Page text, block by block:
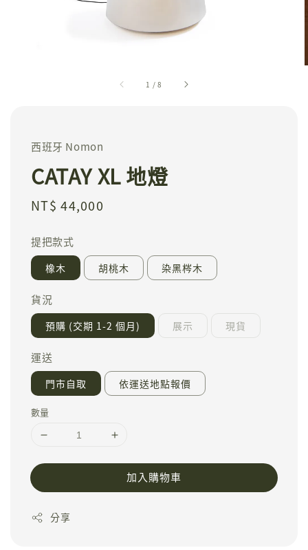
1 /8
西班牙 Nomon
CATAY XL 地燈
Regular
NT$ 44,000
提把款式
橡木 胡桃木 染黑梣木
貨況
預購 (交期 1-2 個月) 展示 現貨
運送
門市自取 依運送地點報價
數量
加入購物車
分享